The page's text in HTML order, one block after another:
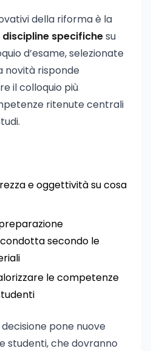
della riforma è la
specifichesu
d’esame, selezionate
novità risponde
il colloquio più
ritenute centrali
e oggettività su cosa
secondo le
le competenze
pone nuove
studenti, che dovranno